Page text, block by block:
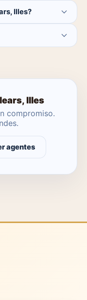
Illes?
Illes
compromiso.
agentes